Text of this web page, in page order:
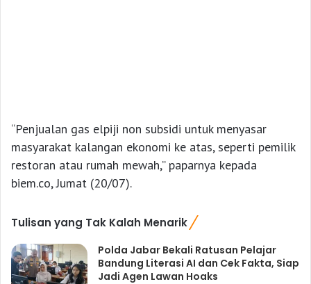
“Penjualan gas elpiji non subsidi untuk menyasar
masyarakat kalangan ekonomi ke atas, seperti pemilik
restoran atau rumah mewah,” paparnya kepada
biem.co, Jumat (20/07).
Tulisan yang Tak Kalah Menarik
Polda Jabar Bekali Ratusan Pelajar
Bandung Literasi AI dan Cek Fakta, Siap
Jadi Agen Lawan Hoaks